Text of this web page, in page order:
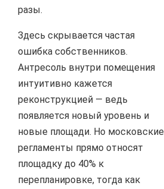
разы.
Здесь скрывается частая
ошибка собственников.
Антресоль внутри помещения
интуитивно кажется
реконструкцией — ведь
появляется новый уровень и
новые площади. Но московские
регламенты прямо относят
площадку до 40% к
перепланировке, тогда как